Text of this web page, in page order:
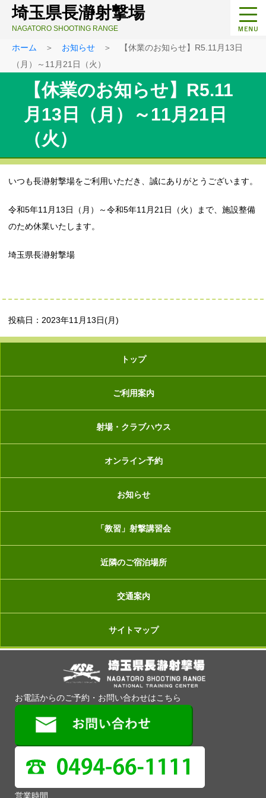
埼玉県長瀞射撃場
NAGATORO SHOOTING RANGE
ホーム ＞ お知らせ ＞ 【休業のお知らせ】R5.11月13日
（月）～11月21日（火）
【休業のお知らせ】R5.11
月13日（月）～11月21日
（火）
いつも長瀞射撃場をご利用いただき、誠にありがとうございます。
令和5年11月13日（月）～令和5年11月21日（火）まで、施設整備
のため休業いたします。
埼玉県長瀞射撃場
投稿日：2023年11月13日(月)
トップ
ご利用案内
射場・クラブハウス
オンライン予約
お知らせ
「教習」射撃講習会
近隣のご宿泊場所
交通案内
サイトマップ
お電話からのご予約・お問い合わせはこちら
営業時間